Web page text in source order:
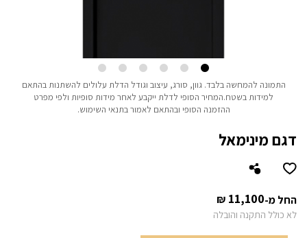
דגם מינימאל
החל מ- ₪ 11,100
לא כולל התקנה והובלה
התמונה להמחשה בלבד.גוון, סורג, עיצוב וגודל הדלת עלולים להשתנות בהתאם
למידות בשטח.המחיר הסופי לדלת ייקבע לאחר מידות סופיות ולפי מפרט
ההזמנה הסופי ובהתאם לאמור בתנאי השימוש.